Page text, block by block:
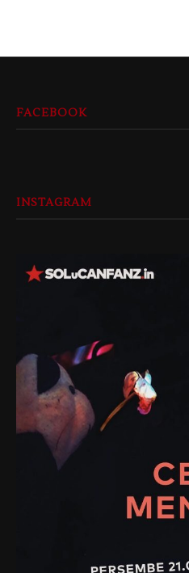
FACEBOOK
INSTAGRAM